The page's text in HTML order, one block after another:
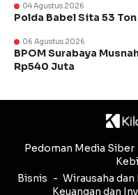
04 Agustus 2026
Polda Babel Sita 53
06 Agustus 2026
BPOM Surabaya
Rp540 Juta
Pedoman Media Siber
Bisnis
Wirausaha
Keuangan dan